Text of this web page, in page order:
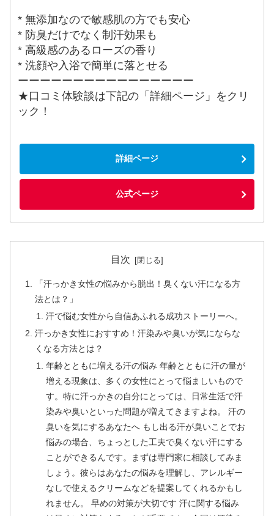
* 無添加なので敏感肌の方でも安心
* 防臭だけでなく制汗効果も
* 高級感のあるローズの香り
* 洗顔や入浴で簡単に落とせる
ーーーーーーーーーーーーーーーー
★口コミ体験談は下記の「詳細ページ」をクリ
ック！
詳細ページ
公式ページ
目次
「汗っかき女性の悩みから脱出！臭くない汗になる方
法とは？」
汗で悩む女性から自信あふれる成功ストーリーへ。
汗っかき女性におすすめ！汗染みや臭いが気にならな
くなる方法とは？
年齢とともに増える汗の悩み 年齢とともに汗の量が
増える現象は、多くの女性にとって悩ましいもので
す。特に汗っかきの自分にとっては、日常生活で汗
染みや臭いといった問題が増えてきますよね。 汗の
臭いを気にするあなたへ もし出る汗が臭いことでお
悩みの場合、ちょっとした工夫で臭くない汗にする
ことができるんです。まずは専門家に相談してみま
しょう。彼らはあなたの悩みを理解し、アレルギー
なしで使えるクリームなどを提案してくれるかもし
れません。 早めの対策が大切です 汗に関する悩み